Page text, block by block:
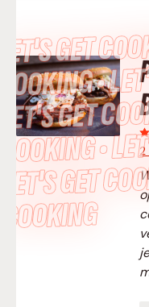
GET
•
GET
COOKING •
LET’S GET
COOKING
2